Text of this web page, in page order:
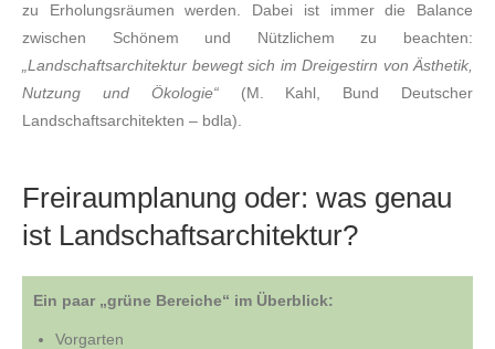
zu Erholungsräumen werden. Dabei ist immer die Balance
zwischen Schönem und Nützlichem zu beachten:
„Landschaftsarchitektur bewegt sich im Dreigestirn von Ästhetik,
Nutzung und Ökologie“(M. Kahl, Bund Deutscher
Landschaftsarchitekten – bdla).
Freiraumplanung oder: was genau
ist Landschaftsarchitektur?
Ein paar „grüne Be­rei­che“ im Überblick:
Vorgarten